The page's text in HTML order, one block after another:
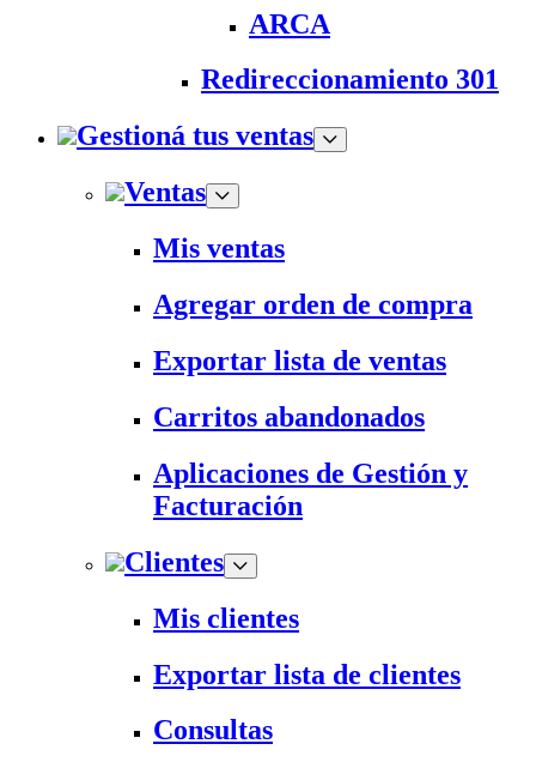
ARCA
Redireccionamiento 301
Gestioná tus ventas
Ventas
Mis ventas
Agregar orden de compra
Exportar lista de ventas
Carritos abandonados
Aplicaciones de Gestión y
Facturación
Clientes
Mis clientes
Exportar lista de clientes
Consultas